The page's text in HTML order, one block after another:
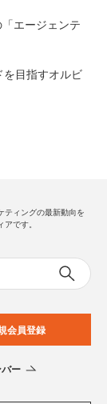
エージェンテ
目指すオルビ
ティングの最新動向を
です。
会員登録
ー